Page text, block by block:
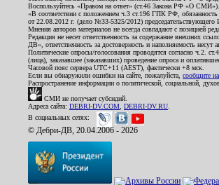
Воспользуйтесь «Правом на ответ» (ст.46 Закона РФ «О СМИ»).
«В соответствии с положением ч.3 ст.196 ГПК РФ,
от 22.08.2012 г. (дело №33-5325/2012)
Мнения авторов материалов не всегда совпадают с позицией
Редакция не несет ответственность за содержание внешних
ДВ», ответственность за достоверность и наполняемость несут
Политические опросы/голосования проводятся согласно ч.2.
(лица), заказавшее (заказавших) проведение опроса и
Часовой пояс сервера UTC+11 (AEST), фактически +8 мск.
Если вы обнаружили ошибки на сайте, пожалуйста, сообщите
Распространение информации о политической, социальной,
СМИ не получает субсидий.
Адреса сайта: DEBRI-DV.COM DEBRI-DV.RU
В социальных сетях:
© Дебри-ДВ, 20.04.2006 - 2026